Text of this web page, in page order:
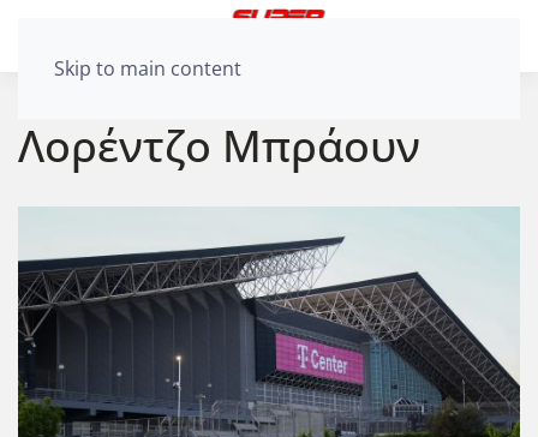
Skip to main content
Λορέντζο Μπράουν